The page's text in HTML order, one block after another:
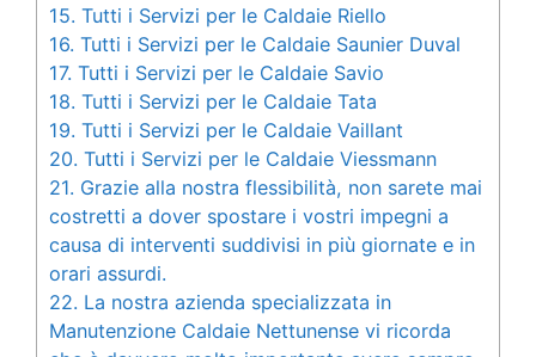
15. Tutti i Servizi per le Caldaie Riello
16. Tutti i Servizi per le Caldaie Saunier Duval
17. Tutti i Servizi per le Caldaie Savio
18. Tutti i Servizi per le Caldaie Tata
19. Tutti i Servizi per le Caldaie Vaillant
20. Tutti i Servizi per le Caldaie Viessmann
21. Grazie alla nostra flessibilità, non sarete mai
costretti a dover spostare i vostri impegni a
causa di interventi suddivisi in più giornate e in
orari assurdi.
22. La nostra azienda specializzata in
Manutenzione Caldaie Nettunense vi ricorda